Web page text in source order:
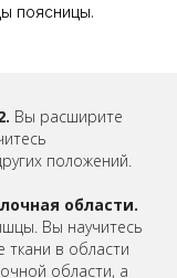
поясницы.
Вы расширите
положений.
области.
Вы научитесь
в области
области, а